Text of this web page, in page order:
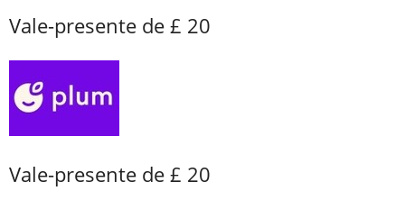
Vale-presente de £ 20
Vale-presente de £ 20